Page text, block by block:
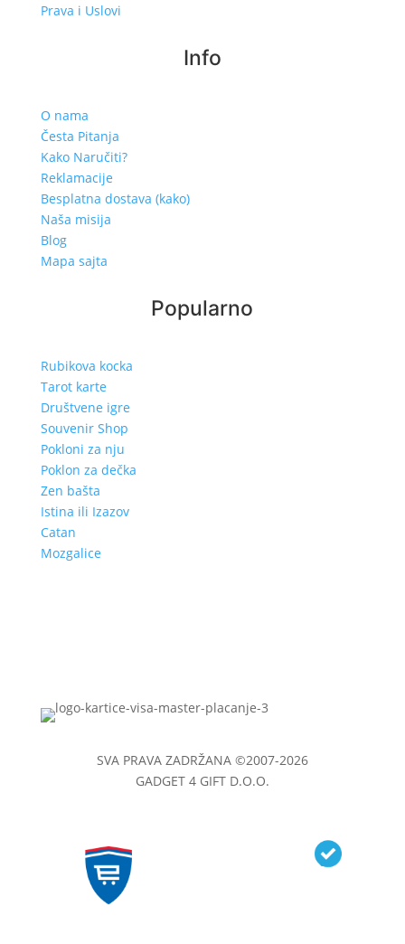
Prava i Uslovi
Info
O nama
Česta Pitanja
Kako Naručiti?
Reklamacije
Besplatna dostava (kako)
Naša misija
Blog
Mapa sajta
Popularno
Rubikova kocka
Tarot karte
Društvene igre
Souvenir Shop
Pokloni za nju
Poklon za dečka
Zen bašta
Istina ili Izazov
Catan
Mozgalice
SVA PRAVA ZADRŽANA ©2007-2026
GADGET 4 GIFT D.O.O.